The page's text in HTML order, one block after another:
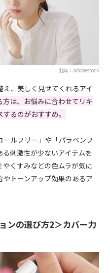
出典：adobestock
、美しく見せてくれるアイ
は、お悩みに合わせてリキ
るのがおすすめ。
ルフリー」や「パラベンフ
刺激性が少ないアイテムを
くすみなどの色ムラが気に
トーンアップ効果のあるア
ンの選び方2＞カバー力